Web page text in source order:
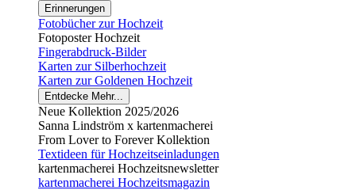
Erinnerungen
Fotobücher zur Hochzeit
Fotoposter Hochzeit
Fingerabdruck-Bilder
Karten zur Silberhochzeit
Karten zur Goldenen Hochzeit
Entdecke Mehr...
Neue Kollektion 2025/2026
Sanna Lindström x kartenmacherei
From Lover to Forever Kollektion
Textideen für Hochzeitseinladungen
kartenmacherei Hochzeitsnewsletter
kartenmacherei Hochzeitsmagazin